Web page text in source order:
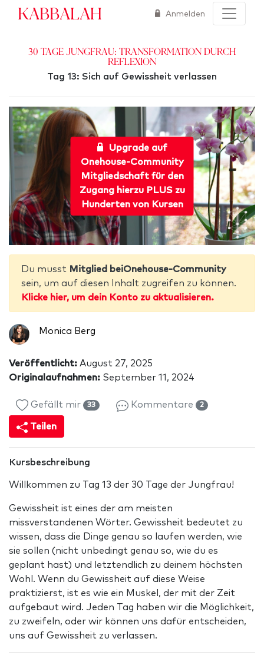
Kabbalah Anmelden
30 Tage Jungfrau: Transformation durch
Reflexion
Tag 13: Sich auf Gewissheit verlassen
Upgrade auf
Onehouse-Community
Mitgliedschaft für den
Zugang hierzu PLUS zu
Hunderten von Kursen
Du musst Mitglied beiOnehouse-Community
sein, um auf diesen Inhalt zugreifen zu können.
Klicke hier, um dein Konto zu aktualisieren.
Monica Berg
Veröffentlicht: August 27, 2025
Originalaufnahmen: September 11, 2024
Gefällt mir 33 Kommentare 2
Teilen
Kursbeschreibung
Willkommen zu Tag 13 der 30 Tage der Jungfrau!
Gewissheit ist eines der am meisten
missverstandenen Wörter. Gewissheit bedeutet zu
wissen, dass die Dinge genau so laufen werden, wie
sie sollen (nicht unbedingt genau so, wie du es
geplant hast) und letztendlich zu deinem höchsten
Wohl. Wenn du Gewissheit auf diese Weise
praktizierst, ist es wie ein Muskel, der mit der Zeit
aufgebaut wird. Jeden Tag haben wir die Möglichkeit,
zu zweifeln, oder wir können uns dafür entscheiden,
uns auf Gewissheit zu verlassen.